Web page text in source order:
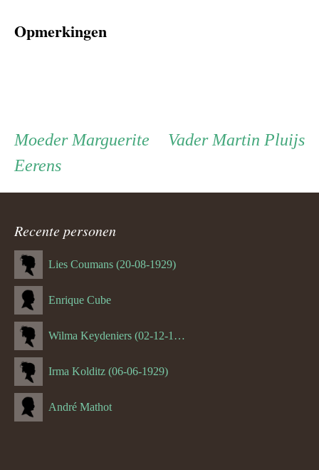
Opmerkingen
Persoon
ouder
navigatie
Vader Vader
Martin Pluijs
Moeder Moeder
Marguerite
Eerens
Recente personen
Lies Coumans (20-08-1929)
Enrique Cube
Wilma Keydeniers (02-12-1953)
Irma Kolditz (06-06-1929)
André Mathot